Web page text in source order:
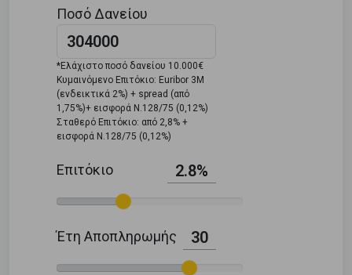
Ποσό Δανείου
*Ελάχιστο ποσό δανείου 10.000€
Κυμαινόμενο Επιτόκιο: Euribor 3M
(ενδεικτικά 2%) + spread (από
1,75%)+ εισφορά Ν.128/75 (0,12%)
Σταθερό Επιτόκιο: από 2,8% +
εισφορά Ν.128/75 (0,12%)
Επιτόκιο 2.8%
Έτη Αποπληρωμής 30